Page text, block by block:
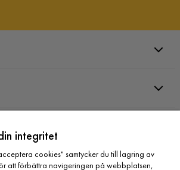
integritet
cookies" samtycker du till lagring av
att förbättra navigeringen på webbplatsen,